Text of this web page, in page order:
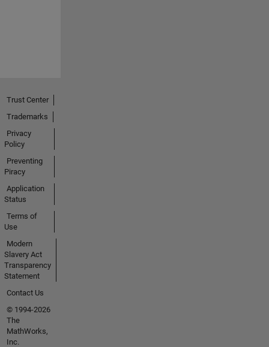
Trust Center
Trademarks
Privacy
Policy
Preventing
Piracy
Application
Status
Terms of
Use
Modern
Slavery Act
Transparency
Statement
Contact Us
© 1994-2026
The
MathWorks,
Inc.